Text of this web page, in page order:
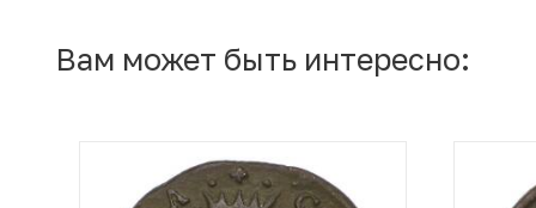
Вам может быть интересно: